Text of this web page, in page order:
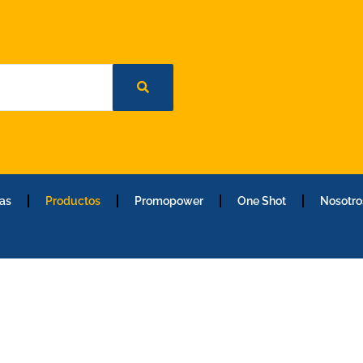
Productos Promopower One Shot